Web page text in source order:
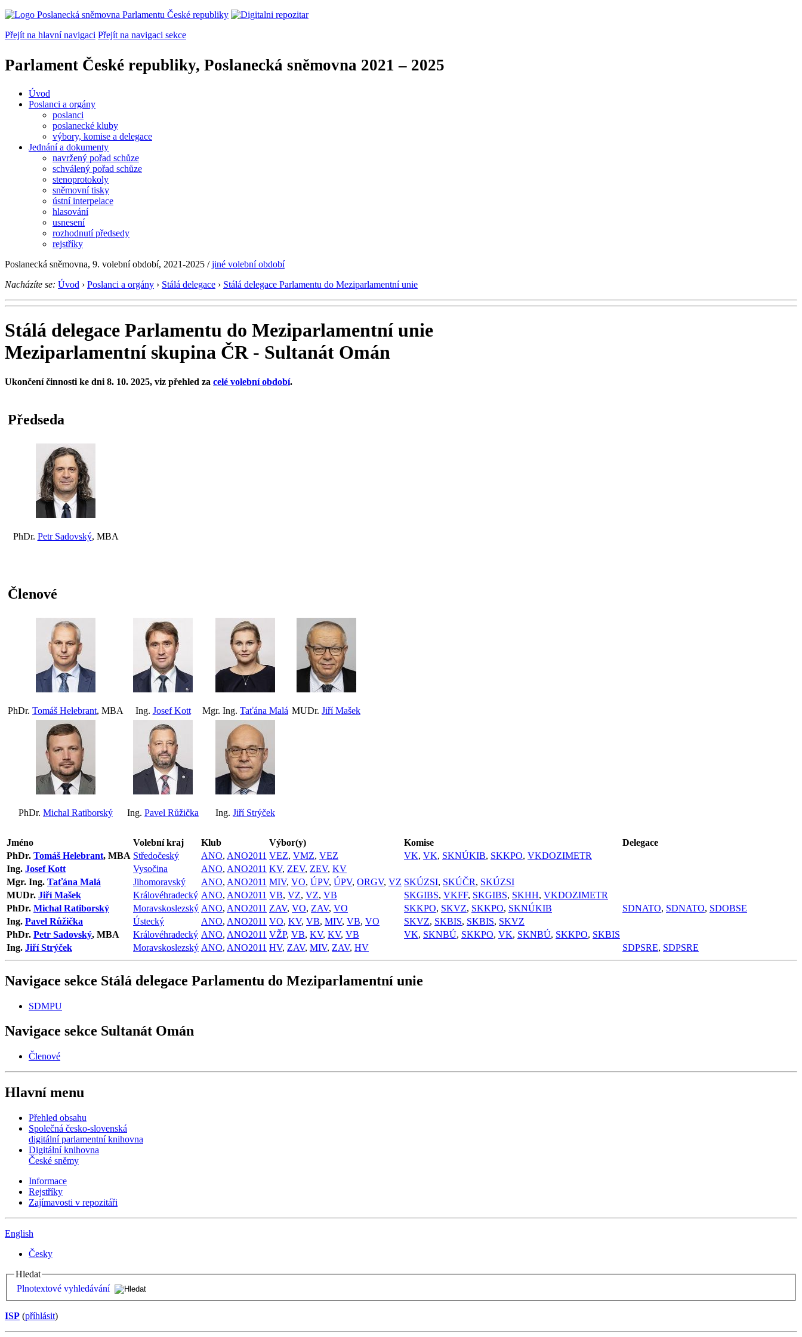
Přejít na hlavní navigaci Přejít na navigaci sekce
Parlament České republiky, Poslanecká sněmovna 2021 – 2025
Úvod
Poslanci a orgány
poslanci
poslanecké kluby
výbory, komise a delegace
Jednání a dokumenty
navržený pořad schůze
schválený pořad schůze
stenoprotokoly
sněmovní tisky
ústní interpelace
hlasování
usnesení
rozhodnutí předsedy
rejstříky
Poslanecká sněmovna, 9. volební období, 2021-2025 /jiné volební období
Nacházíte se: Úvod › Poslanci a orgány › Stálá delegace › Stálá delegace Parlamentu do Meziparlamentní unie
Stálá delegace Parlamentu do Meziparlamentní unie
Meziparlamentní skupina ČR - Sultanát Omán
Ukončení činnosti ke dni 8. 10. 2025, viz přehled za celé volební období.
Předseda
PhDr. Petr Sadovský, MBA
Členové
PhDr. Tomáš Helebrant, MBA Ing. Josef Kott Mgr. Ing. Taťána Malá MUDr. Jiří Mašek
PhDr. Michal Ratiborský Ing. Pavel Růžička Ing. Jiří Strýček
Jméno Volební kraj Klub Výbor(y) Komise
Delegace
PhDr. Tomáš Helebrant, MBA Středočeský ANO, ANO2011 VEZ, VMZ, VEZ VK, VK, SKNÚKIB, SKKPO, VKDOZIMETR
Ing. Josef Kott Vysočina ANO, ANO2011 KV, ZEV, ZEV, KV
Mgr. Ing. Taťána Malá Jihomoravský ANO, ANO2011 MIV, VO, ÚPV, ÚPV, ORGV, VZ SKÚZSI, SKÚČR, SKÚZSI
MUDr. Jiří Mašek Královéhradecký ANO, ANO2011 VB, VZ, VZ, VB SKGIBS, VKFF, SKGIBS, SKHH, VKDOZIMETR
PhDr. Michal Ratiborský Moravskoslezský ANO, ANO2011 ZAV, VO, ZAV, VO SKKPO, SKVZ, SKKPO, SKNÚKIB SDNATO, SDNATO, SDOBSE
Ing. Pavel Růžička Ústecký ANO, ANO2011 VO, KV, VB, MIV, VB, VO SKVZ, SKBIS, SKBIS, SKVZ
PhDr. Petr Sadovský, MBA Královéhradecký ANO, ANO2011 VŽP, VB, KV, KV, VB VK, SKNBÚ, SKKPO, VK, SKNBÚ, SKKPO, SKBIS
Ing. Jiří Strýček Moravskoslezský ANO, ANO2011 HV, ZAV, MIV, ZAV, HV SDPSRE, SDPSRE
Navigace sekce Stálá delegace Parlamentu do Meziparlamentní unie
SDMPU
Navigace sekce Sultanát Omán
Členové
Hlavní menu
Přehled obsahu
Společná česko-slovenská
digitální parlamentní knihovna
Digitální knihovna
České sněmy
Informace
Rejstříky
Zajímavosti v repozitáři
English
Česky
Hledat
Plnotextové vyhledávání
ISP (příhlásit)